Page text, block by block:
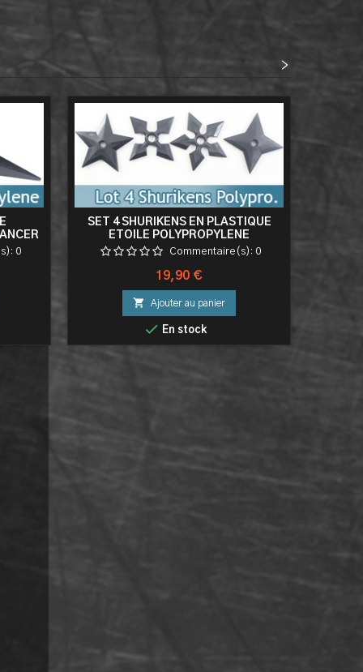
>
0
SET 4 SHURIKENS EN PLASTIQUE
ETOILE POLYPROPYLENE
ENTRAINEMENT - KN-411-PP
Commentaire(s): 0
Prix
19,90 €
 Ajouter au panier
 En stock